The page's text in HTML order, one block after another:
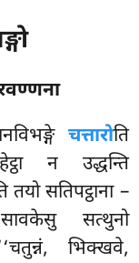
चत्तारोति
न उद्धन्ति
तयो सतिपट्ठाना –
सावकेसु सत्थुनो
भिक्खवे,